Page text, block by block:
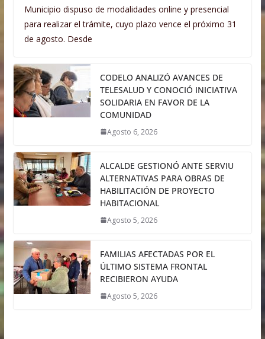
Municipio dispuso de modalidades online y presencial
para realizar el trámite, cuyo plazo vence el próximo 31
de agosto. Desde
CODELO ANALIZÓ AVANCES DE
TELESALUD Y CONOCIÓ INICIATIVA
SOLIDARIA EN FAVOR DE LA
COMUNIDAD
Agosto 6, 2026
ALCALDE GESTIONÓ ANTE SERVIU
ALTERNATIVAS PARA OBRAS DE
HABILITACIÓN DE PROYECTO
HABITACIONAL
Agosto 5, 2026
FAMILIAS AFECTADAS POR EL
ÚLTIMO SISTEMA FRONTAL
RECIBIERON AYUDA
Agosto 5, 2026